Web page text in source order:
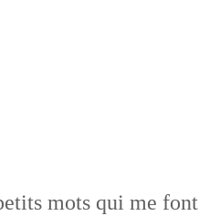
mots qui me